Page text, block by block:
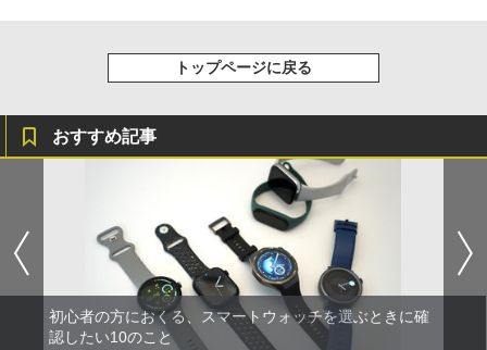
トップページに戻る
おすすめ記事
初心者の方におくる、スマートウォッチを選ぶときに確
認したい10のこと